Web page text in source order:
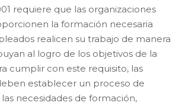
requiere que las organizaciones
la formación necesaria
realicen su trabajo de manera
al logro de los objetivos de la
cumplir con este requisito, las
establecer un proceso de
necesidades de formación,